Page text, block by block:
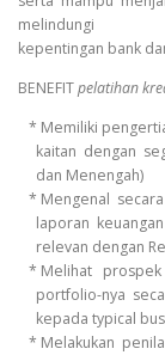
melindungi
kepentingan bank
BENEFITpelatihan
* Memiliki
kaitan dengan
dan Menengah)
* Mengenal
laporan keuangan
relevan dengan
* Melihat
portfolio-nya
kepada typical
* Melakukan